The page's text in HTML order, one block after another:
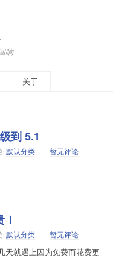
响
关于
到 5.1
: 默认分类 暂无评论
: 默认分类 暂无评论
天就遇上因为免费而花费更